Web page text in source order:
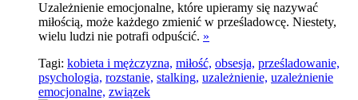
Uzależnienie emocjonalne, które upieramy się nazywać
miłością, może każdego zmienić w prześladowcę. Niestety,
wielu ludzi nie potrafi odpuścić. »
Tagi: kobieta i mężczyzna, miłość, obsesja, prześladowanie,
psychologia, rozstanie, stalking, uzależnienie, uzależnienie
emocjonalne, związek